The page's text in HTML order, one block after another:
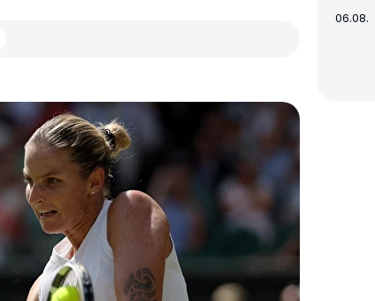
06.08.